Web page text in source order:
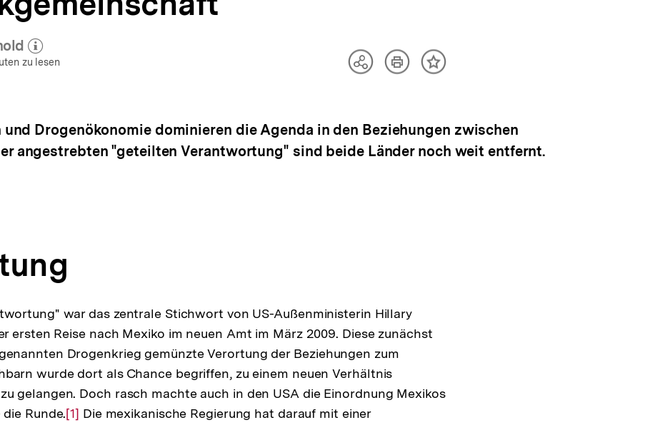
zum Autor)
öffnen
zu lesen
TeilenArtikelInhalt
Drogenökonomie dominieren die Agenda in den Beziehungen zwischen
angestreb­ten "geteilten Verantwortung" sind beide Länder noch weit entfernt.
war das zentrale Stichwort von US-Außenministerin Hillary
ersten Reise nach Mexiko im neuen Amt im März 2009. Diese zunächst
Drogenkrieg gemünzte Verortung der Beziehungen zum
wurde dort als Chance begriffen, zu einem neuen Verhältnis
gelangen. Doch rasch machte auch in den USA die Einordnung Mexikos
die Runde.Zur
[1] Die mexikanische Regierung hat darauf mit einer